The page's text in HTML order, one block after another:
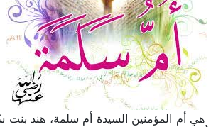
هي أم المؤمنين السيدة أم سلمة، هند بنت